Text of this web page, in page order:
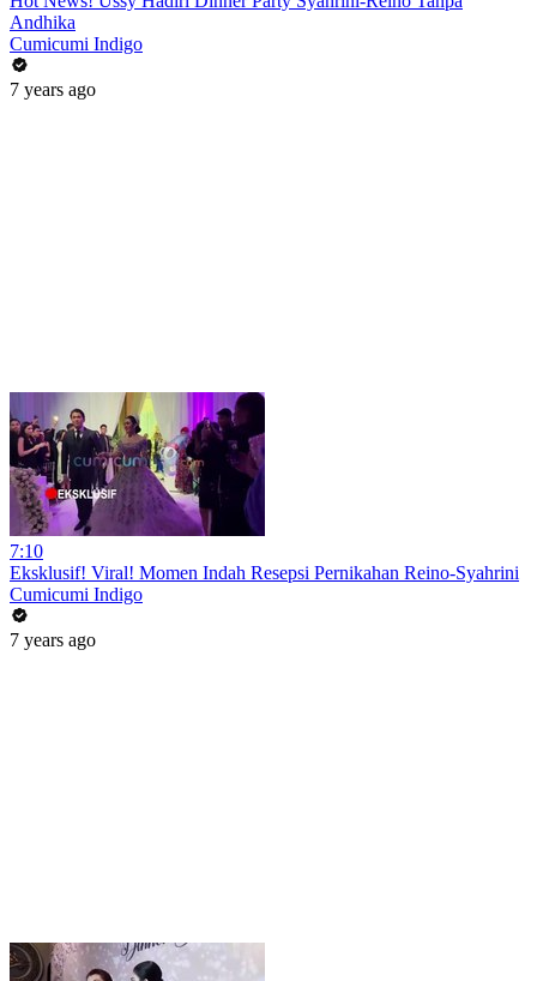
Andhika
Cumicumi Indigo
7 years ago
7:10
Eksklusif! Viral! Momen Indah Resepsi Pernikahan Reino-Syahrini
Cumicumi Indigo
7 years ago